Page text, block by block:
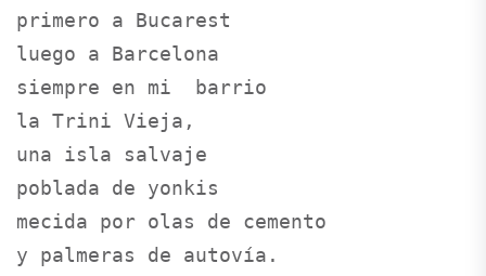
primero a Bucarest
luego a Barcelona
siempre en mi  barrio
la Trini Vieja,
una isla salvaje
poblada de yonkis
mecida por olas de cemento
y palmeras de autovía.